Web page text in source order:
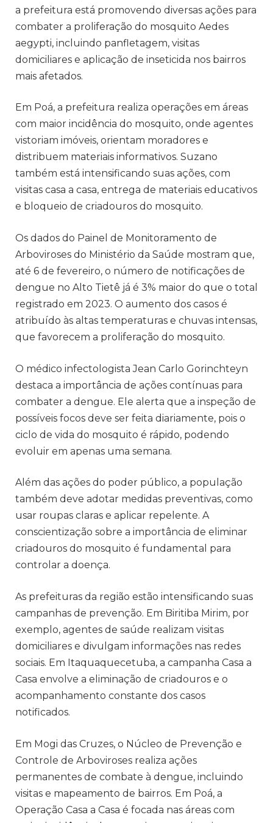
a prefeitura está promovendo diversas ações para
combater a proliferação do mosquito Aedes
aegypti, incluindo panfletagem, visitas
domiciliares e aplicação de inseticida nos bairros
mais afetados.
Em Poá, a prefeitura realiza operações em áreas
com maior incidência do mosquito, onde agentes
vistoriam imóveis, orientam moradores e
distribuem materiais informativos. Suzano
também está intensificando suas ações, com
visitas casa a casa, entrega de materiais educativos
e bloqueio de criadouros do mosquito.
Os dados do Painel de Monitoramento de
Arboviroses do Ministério da Saúde mostram que,
até 6 de fevereiro, o número de notificações de
dengue no Alto Tietê já é 3% maior do que o total
registrado em 2023. O aumento dos casos é
atribuído às altas temperaturas e chuvas intensas,
que favorecem a proliferação do mosquito.
O médico infectologista Jean Carlo Gorinchteyn
destaca a importância de ações contínuas para
combater a dengue. Ele alerta que a inspeção de
possíveis focos deve ser feita diariamente, pois o
ciclo de vida do mosquito é rápido, podendo
evoluir em apenas uma semana.
Além das ações do poder público, a população
também deve adotar medidas preventivas, como
usar roupas claras e aplicar repelente. A
conscientização sobre a importância de eliminar
criadouros do mosquito é fundamental para
controlar a doença.
As prefeituras da região estão intensificando suas
campanhas de prevenção. Em Biritiba Mirim, por
exemplo, agentes de saúde realizam visitas
domiciliares e divulgam informações nas redes
sociais. Em Itaquaquecetuba, a campanha Casa a
Casa envolve a eliminação de criadouros e o
acompanhamento constante dos casos
notificados.
Em Mogi das Cruzes, o Núcleo de Prevenção e
Controle de Arboviroses realiza ações
permanentes de combate à dengue, incluindo
visitas e mapeamento de bairros. Em Poá, a
Operação Casa a Casa é focada nas áreas com